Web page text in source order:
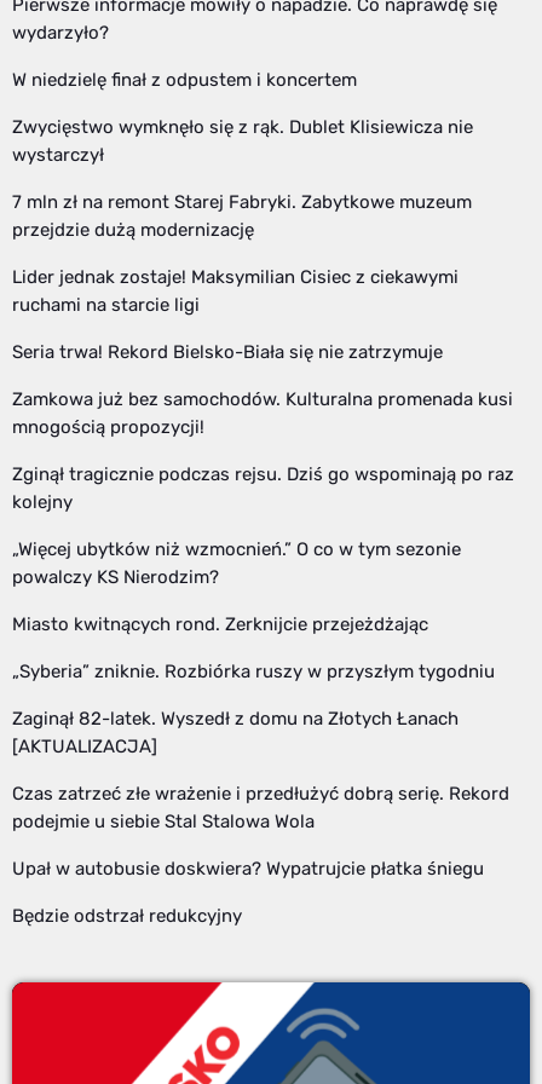
Pierwsze informacje mówiły o napadzie. Co naprawdę się
wydarzyło?
W niedzielę finał z odpustem i koncertem
Zwycięstwo wymknęło się z rąk. Dublet Klisiewicza nie
wystarczył
7 mln zł na remont Starej Fabryki. Zabytkowe muzeum
przejdzie dużą modernizację
Lider jednak zostaje! Maksymilian Cisiec z ciekawymi
ruchami na starcie ligi
Seria trwa! Rekord Bielsko-Biała się nie zatrzymuje
Zamkowa już bez samochodów. Kulturalna promenada kusi
mnogością propozycji!
Zginął tragicznie podczas rejsu. Dziś go wspominają po raz
kolejny
„Więcej ubytków niż wzmocnień.” O co w tym sezonie
powalczy KS Nierodzim?
Miasto kwitnących rond. Zerknijcie przejeżdżając
„Syberia” zniknie. Rozbiórka ruszy w przyszłym tygodniu
Zaginął 82-latek. Wyszedł z domu na Złotych Łanach
[AKTUALIZACJA]
Czas zatrzeć złe wrażenie i przedłużyć dobrą serię. Rekord
podejmie u siebie Stal Stalowa Wola
Upał w autobusie doskwiera? Wypatrujcie płatka śniegu
Będzie odstrzał redukcyjny